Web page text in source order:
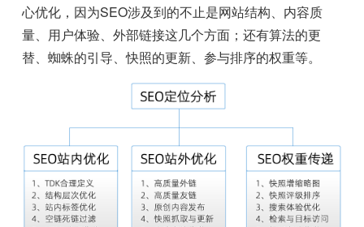
心优化，因为SEO涉及到的不止是网站结构、内容质
量、用户体验、外部链接这几个方面；还有算法的更
替、蜘蛛的引导、快照的更新、参与排序的权重等。